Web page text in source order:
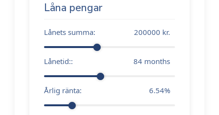
Låna pengar
Lånets summa: 200000 kr.
Lånetid:: 84 months
Årlig ränta: 6.54%